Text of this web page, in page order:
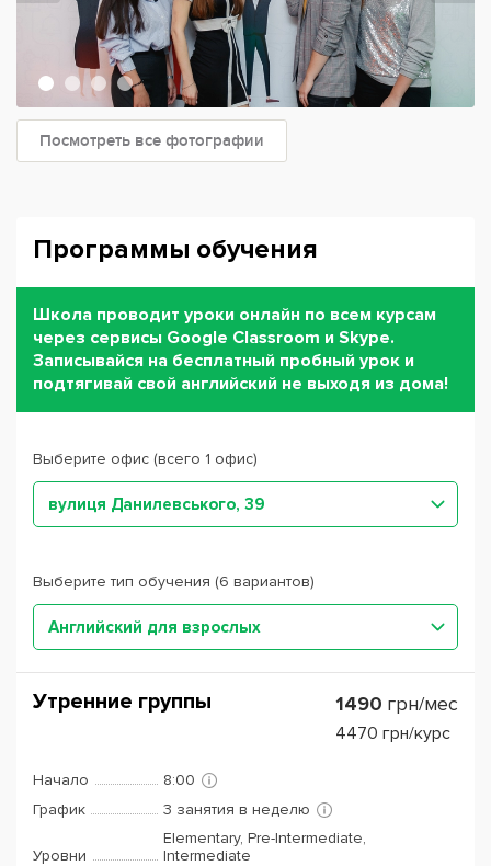
Посмотреть все фотографии
Программы обучения
Школа проводит уроки онлайн по всем курсам
через сервисы Google Classroom и Skype.
Записывайся на бесплатный пробный урок и
подтягивай свой английский не выходя из дома!
Выберите офис (всего 1 офис)
вулиця Данилевського, 39
Выберите тип обучения (6 вариантов)
Английский для взрослых
Утренние группы 1490 грн/мес
4470 грн/курс
Начало
8:00
График
3 занятия в неделю
Уровни
Elementary, Pre-Intermediate,
Intermediate